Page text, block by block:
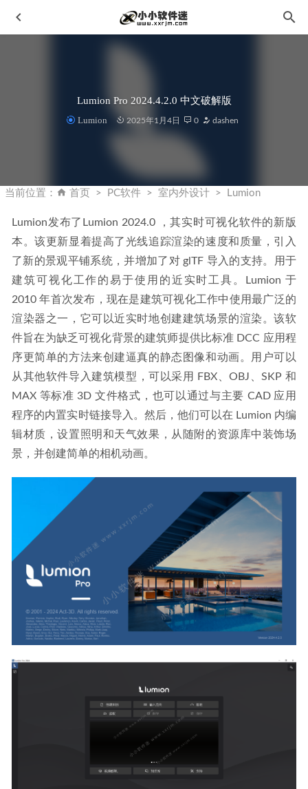
Lumion Pro 2024.4.2.0 中文破解版
Lumion 2025年1月4日 0 dashen
当前位置： 首页 PC软件 室内外设计 Lumion
Lumion发布了Lumion 2024.0 ，其实时可视化软件的新版
本。该更新显着提高了光线追踪渲染的速度和质量，引入
了新的景观平铺系统，并增加了对 glTF 导入的支持。用于
建筑可视化工作的易于使用的近实时工具。Lumion 于
2010 年首次发布，现在是建筑可视化工作中使用最广泛的
渲染器之一，它可以近实时地创建建筑场景的渲染。该软
件旨在为缺乏可视化背景的建筑师提供比标准 DCC 应用程
序更简单的方法来创建逼真的静态图像和动画。用户可以
从其他软件导入建筑模型，可以采用 FBX、OBJ、SKP 和
MAX 等标准 3D 文件格式，也可以通过与主要 CAD 应用
程序的内置实时链接导入。然后，他们可以在 Lumion 内编
辑材质，设置照明和天气效果，从随附的资源库中装饰场
景，并创建简单的相机动画。
版 2022-12-03
12-17
Topaz Video AI 3.2.1免安装中文汉化便携版+离线模型包
2023-04-17
Passper for Word v3.8.1中文破解版-Word密码破解工具
2024-01-12
Adobe Photoshop 2024 v25.4.0.319 免安装精简便携版 2024-
01-25